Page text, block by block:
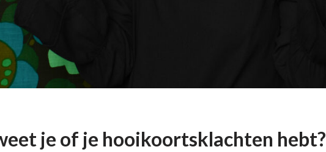
je of je hooikoortsklachten hebt?